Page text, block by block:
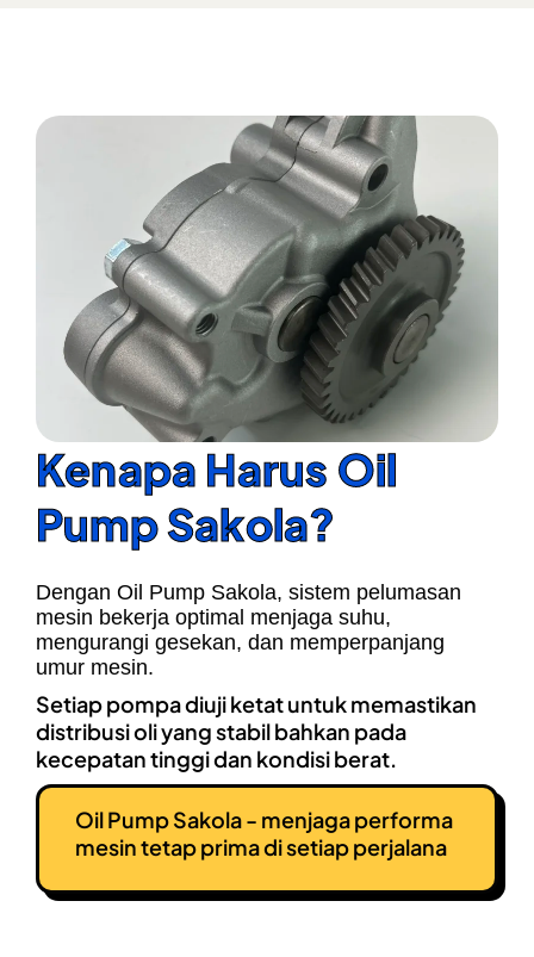
Kenapa Harus Oil
Pump Sakola?
Dengan Oil Pump Sakola, sistem pelumasan
mesin bekerja optimal menjaga suhu,
mengurangi gesekan, dan memperpanjang
umur mesin.
Setiap pompa diuji ketat untuk memastikan
distribusi oli yang stabil bahkan pada
kecepatan tinggi dan kondisi berat.
Oil Pump Sakola - menjaga performa
mesin tetap prima di setiap perjalana